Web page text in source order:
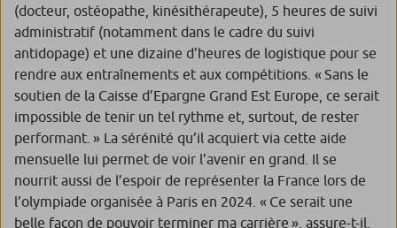
(docteur, ostéopathe, kinésithérapeute), 5 heures de suivi
administratif (notamment dans le cadre du suivi
antidopage) et une dizaine d’heures de logistique pour se
rendre aux entraînements et aux compétitions. « Sans le
soutien de la Caisse d’Epargne Grand Est Europe, ce serait
impossible de tenir un tel rythme et, surtout, de rester
performant. » La sérénité qu’il acquiert via cette aide
mensuelle lui permet de voir l’avenir en grand. Il se
nourrit aussi de l’espoir de représenter la France lors de
l’olympiade organisée à Paris en 2024. « Ce serait une
belle façon de pouvoir terminer ma carrière », assure-t-il,